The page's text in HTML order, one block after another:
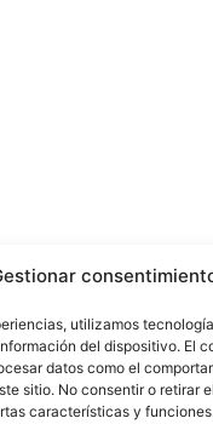
utilizamos
del dispositivo. El
datos como el
sitio. No consentir o retirar
características y